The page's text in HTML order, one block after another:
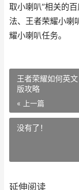
取小喇叭”相关的
法、王者荣耀小喇
耀小喇叭任务。
王者荣耀如何英
版攻略
« 上一篇
没有了！
延伸阅读